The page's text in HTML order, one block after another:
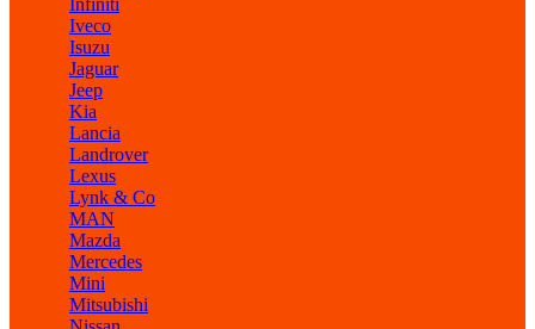
Infiniti
Iveco
Isuzu
Jaguar
Jeep
Kia
Lancia
Landrover
Lexus
Lynk & Co
MAN
Mazda
Mercedes
Mini
Mitsubishi